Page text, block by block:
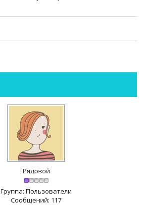
Рядовой
Группа: Пользователи
Сообщений: 117